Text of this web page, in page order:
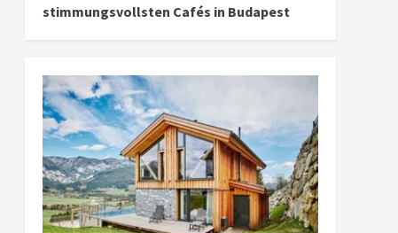
stimmungsvollsten Cafés in Budapest